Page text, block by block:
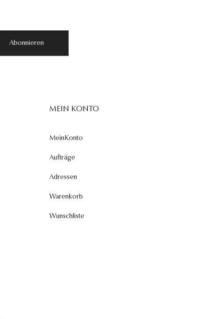
Abonnieren
MEIN KONTO
MeinKonto
Aufträge
Adressen
Warenkorb
Wunschliste